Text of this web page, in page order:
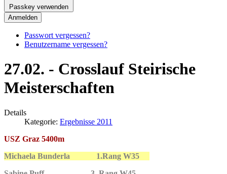
Passkey verwenden
Anmelden
Passwort vergessen?
Benutzername vergessen?
27.02. - Crosslauf Steirische
Meisterschaften
Details
Kategorie: Ergebnisse 2011
USZ Graz 5400m
Michaela Bunderla
1.Rang W35